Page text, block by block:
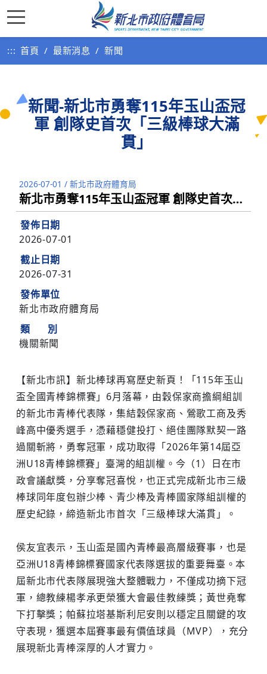
::: 首頁 最新消息 新聞
新聞-新北市勇奪115年玉山盃冠
軍 創隊史首次「三級棒球大滿
貫」
2026-07-01 / 新北市政府體育局
新北市勇奪115年玉山盃冠軍 創隊史首次「三級棒球大滿貫」
發佈日期
2026-07-01
截止日期
2026-07-31
發佈單位
新北市政府體育局
類 別
機關新聞
【新北市訊】新北棒球再寫歷史新頁！「115年玉山
盃全國青棒錦標賽」6月落幕，由穀保家商擔綱組訓
的新北市青棒代表隊，集結穀保家商、鶯歌工商及秀
峰高中優秀選手，憑藉穩健投打、絕佳團隊默契一路
過關斬將，勇奪冠軍，成功取得「2026年第14屆亞
洲U18青棒錦標賽」臺灣的組訓權。今（1）日在市
政會議獻獎，分享奪冠喜悅，也正式完成新北市三級
棒球同年度包辦少棒、青少棒及青棒國家隊組訓權的
歷史紀錄，締造新北市首次「三級棒球大滿貫」。
侯友宜表示，玉山盃是國內青棒最高層級賽事，也是
亞洲U18青棒錦標賽國家代表隊選拔的重要舞臺。本
屆新北市代表隊展現強大整體戰力，不僅成功摘下冠
軍，總教練楊孝承更榮獲大會最佳教練獎；黃世堯奪
下打擊獎；帕蘇拉塔基斯利尼安則以穩定且關鍵的攻
守表現，獲選本屆賽事最有價值球員（MVP），充分
展現新北青棒深厚的人才實力。